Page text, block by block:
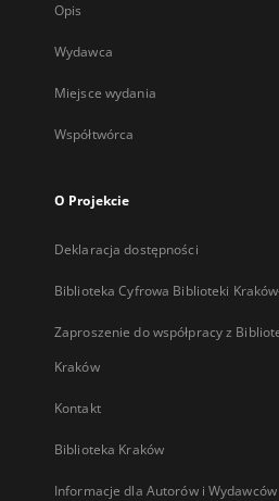
Opis
Wydawca
Miejsce wydania
Współtwórca
O Projekcie
Deklaracja dostępności
Biblioteka Cyfrowa Biblioteki
Zaproszenie do współpracy z
Kraków
Kontakt
Biblioteka Kraków
Informacje dla Autorów i Wydawców